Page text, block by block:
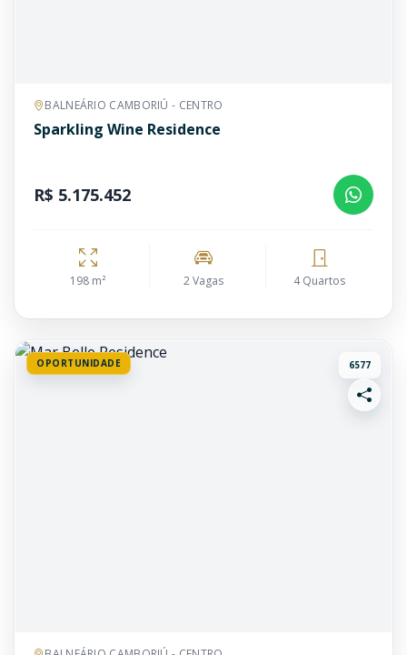
BALNEÁRIO CAMBORIÚ - CENTRO
Sparkling Wine Residence
R$ 5.175.452
198 m² 2 Vagas 4 Quartos
OPORTUNIDADE 6577